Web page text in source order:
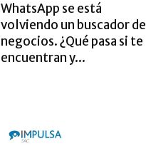
WhatsApp se está
volviendo un buscador de
negocios. ¿Qué pasa si te
encuentran y...